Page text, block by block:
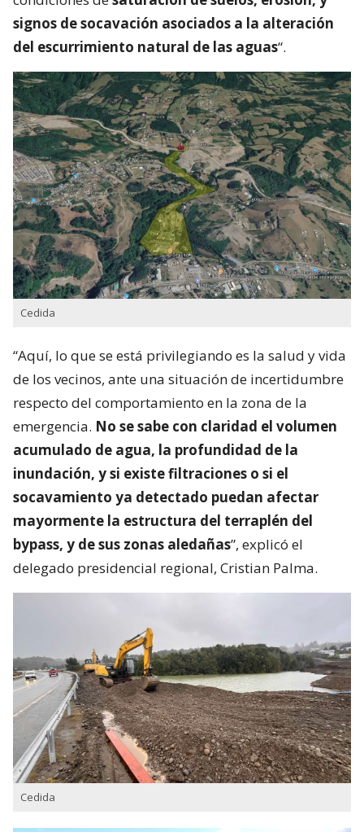
signos de socavación asociados a la alteración
del escurrimiento natural de las aguas“.
Cedida
“Aquí, lo que se está privilegiando es la salud y vida
de los vecinos, ante una situación de incertidumbre
respecto del comportamiento en la zona de la
emergencia. No se sabe con claridad el volumen
acumulado de agua, la profundidad de la
inundación, y si existe filtraciones o si el
socavamiento ya detectado puedan afectar
mayormente la estructura del terraplén del
bypass, y de sus zonas aledañas”, explicó el
delegado presidencial regional, Cristian Palma.
Cedida